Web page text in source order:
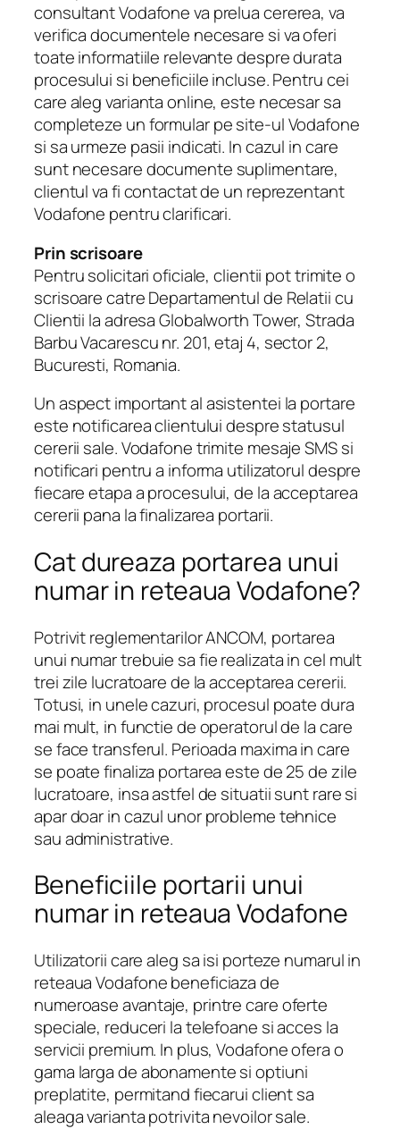
consultant Vodafone va prelua cererea, va
verifica documentele necesare si va oferi
toate informatiile relevante despre durata
procesului si beneficiile incluse. Pentru cei
care aleg varianta online, este necesar sa
completeze un formular pe site-ul Vodafone
si sa urmeze pasii indicati. In cazul in care
sunt necesare documente suplimentare,
clientul va fi contactat de un reprezentant
Vodafone pentru clarificari.
Prin scrisoare
Pentru solicitari oficiale, clientii pot trimite o
scrisoare catre Departamentul de Relatii cu
Clientii la adresa Globalworth Tower, Strada
Barbu Vacarescu nr. 201, etaj 4, sector 2,
Bucuresti, Romania.
Un aspect important al asistentei la portare
este notificarea clientului despre statusul
cererii sale. Vodafone trimite mesaje SMS si
notificari pentru a informa utilizatorul despre
fiecare etapa a procesului, de la acceptarea
cererii pana la finalizarea portarii.
Cat dureaza portarea unui
numar in reteaua Vodafone?
Potrivit reglementarilor ANCOM, portarea
unui numar trebuie sa fie realizata in cel mult
trei zile lucratoare de la acceptarea cererii.
Totusi, in unele cazuri, procesul poate dura
mai mult, in functie de operatorul de la care
se face transferul. Perioada maxima in care
se poate finaliza portarea este de 25 de zile
lucratoare, insa astfel de situatii sunt rare si
apar doar in cazul unor probleme tehnice
sau administrative.
Beneficiile portarii unui
numar in reteaua Vodafone
Utilizatorii care aleg sa isi porteze numarul in
reteaua Vodafone beneficiaza de
numeroase avantaje, printre care oferte
speciale, reduceri la telefoane si acces la
servicii premium. In plus, Vodafone ofera o
gama larga de abonamente si optiuni
preplatite, permitand fiecarui client sa
aleaga varianta potrivita nevoilor sale.